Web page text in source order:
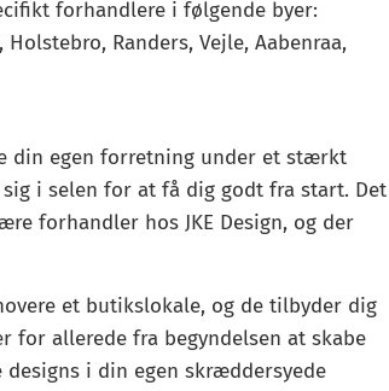
forhandlere i følgende byer:
Randers, Vejle, Aabenraa,
din egen forretning under et stærkt
i selen for at få dig godt fra start. Det
forhandler hos JKE Design, og der
et butikslokale, og de tilbyder dig
for allerede fra begyndelsen at skabe
i din egen skræddersyede